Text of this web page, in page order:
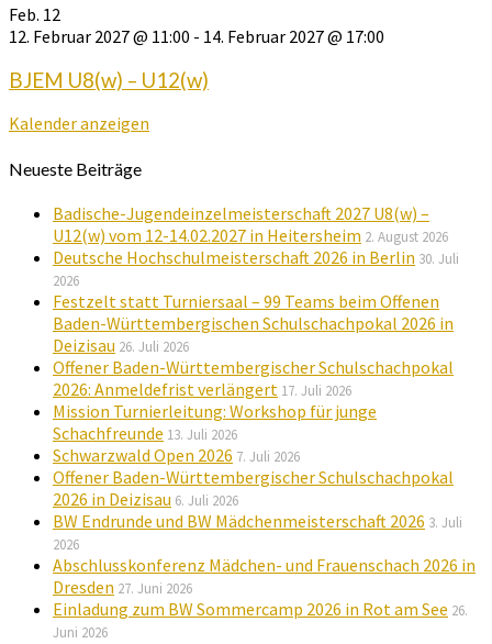
Feb. 12
12. Februar 2027 @ 11:00 - 14. Februar 2027 @ 17:00
BJEM U8(w) – U12(w)
Kalender anzeigen
Neueste Beiträge
Badische-Jugendeinzelmeisterschaft 2027 U8(w) –
U12(w) vom 12-14.02.2027 in Heitersheim 2. August 2026
Deutsche Hochschulmeisterschaft 2026 in Berlin 30. Juli
2026
Festzelt statt Turniersaal – 99 Teams beim Offenen
Baden-Württembergischen Schulschachpokal 2026 in
Deizisau 26. Juli 2026
Offener Baden-Württembergischer Schulschachpokal
2026: Anmeldefrist verlängert 17. Juli 2026
Mission Turnierleitung: Workshop für junge
Schachfreunde 13. Juli 2026
Schwarzwald Open 2026 7. Juli 2026
Offener Baden-Württembergischer Schulschachpokal
2026 in Deizisau 6. Juli 2026
BW Endrunde und BW Mädchenmeisterschaft 2026 3. Juli
2026
Abschlusskonferenz Mädchen- und Frauenschach 2026 in
Dresden 27. Juni 2026
Einladung zum BW Sommercamp 2026 in Rot am See 26.
Juni 2026